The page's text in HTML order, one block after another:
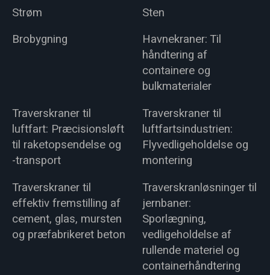
Strøm
Sten
Brobygning
Havnekraner: Til
håndtering af
containere og
bulkmaterialer
Traverskraner til
luftfart: Præcisionsløft
til raketopsendelse og
-transport
Traverskraner til
luftfartsindustrien:
Flyvedligeholdelse og
montering
Traverskraner til
effektiv fremstilling af
cement, glas, mursten
og præfabrikeret beton
Traverskranløsninger til
jernbaner:
Sporlægning,
vedligeholdelse af
rullende materiel og
containerhåndtering